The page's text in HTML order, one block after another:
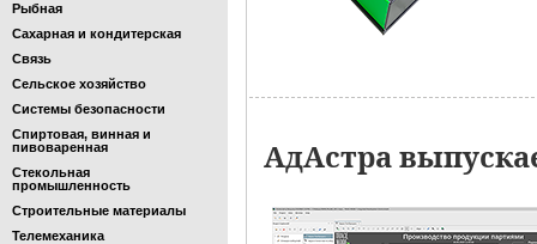
Рыбная
Сахарная и кондитерская
Связь
Сельское хозяйство
Системы безопасности
Спиртовая, винная и
пивоваренная
Стекольная
промышленность
Строительные материалы
Телемеханика
АдАстра